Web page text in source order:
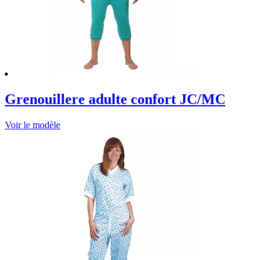
Grenouillere adulte confort JC/MC
Voir le modèle